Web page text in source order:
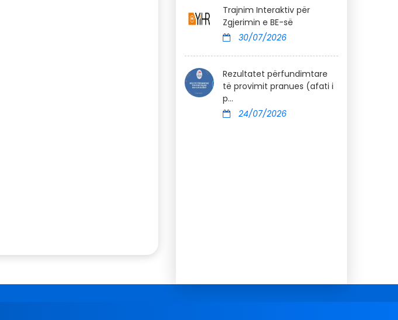
Trajnim Interaktiv për
Zgjerimin e BE-së
30/07/2026
Rezultatet përfundimtare
të provimit pranues (afati i
p...
24/07/2026